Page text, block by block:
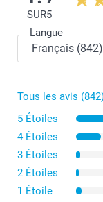
Bordures
Offert
SUR5
Langue
Tous les avis
5 Étoiles
4 Étoiles
3 Étoiles
2 Étoiles
1 Étoile